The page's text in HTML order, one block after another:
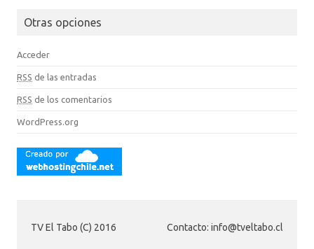
Otras opciones
Acceder
RSS de las entradas
RSS de los comentarios
WordPress.org
TV El Tabo (C) 2016 Contacto: info@tveltabo.cl